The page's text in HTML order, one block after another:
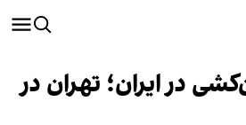
در ایران؛ تهران در